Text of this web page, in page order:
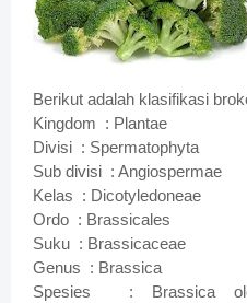
Berikut adalah klasifikasi
Kingdom : Plantae
Divisi : Spermatophyta
Sub divisi : Angiospermae
Kelas : Dicotyledoneae
Ordo : Brassicales
Suku : Brassicaceae
Genus : Brassica
Spesies : Brassica